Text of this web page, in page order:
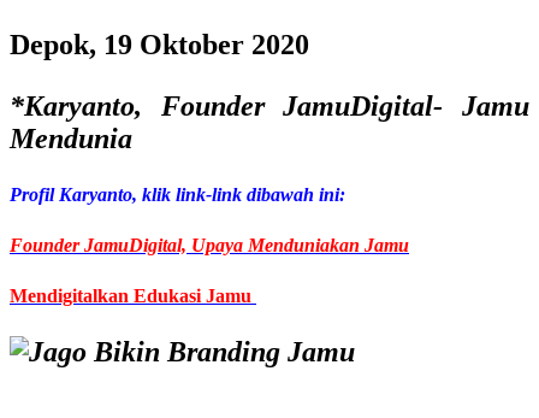
Depok, 19 Oktober 2020
*Karyanto, Founder JamuDigital- Jamu
Mendunia
Profil Karyanto, klik link-link dibawah ini:
Founder JamuDigital, Upaya Menduniakan Jamu
Mendigitalkan Edukasi Jamu